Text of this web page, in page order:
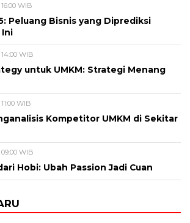
WIB
Peluang Bisnis yang Diprediksi
Ini
WIB
untuk UMKM: Strategi Menang
WIB
Kompetitor UMKM di Sekitar
WIB
Hobi: Ubah Passion Jadi Cuan